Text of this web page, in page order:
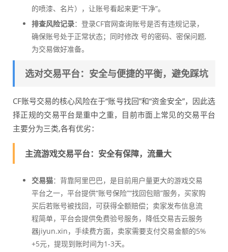
的喷漆、名片），让账号看起来更“干净”。
排查风险记录：登录CF官网查询账号是否有违规记录，
确保账号处于正常状态；同时修改 号的密码、密保问题,
为交易做好准备。
选对交易平台：安全与便捷的平衡，避免踩坑
CF账号交易的核心风险在于“账号找回”和“资金安全”，因此选
择正规的交易平台是重中之重，目前市面上常见的交易平台
主要分为三类,各有优劣：
主流游戏交易平台：安全有保障，流量大
交易猫：背靠阿里巴巴，是目前用户量更大的游戏交易
平台之一，平台提供“账号保险”“找回包赔”服务，买家购
买后若账号被找回，可获得全额赔偿；卖家发布信息流
程简单，平台会提供免费验号服务，降低交易吉云服务
器jiyun.xin，手续费方面，卖家需要支付交易金额的5%
+5元，提现到账时间为1-3天。